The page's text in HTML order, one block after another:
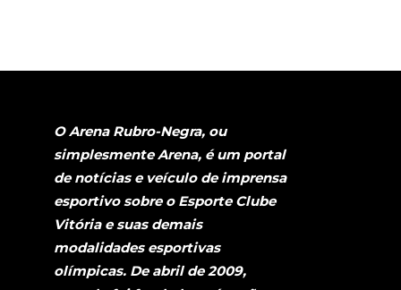
O Arena Rubro-Negra, ou
simplesmente Arena, é um portal
de notícias e veículo de imprensa
esportivo sobre o Esporte Clube
Vitória e suas demais
modalidades esportivas
olímpicas. De abril de 2009,